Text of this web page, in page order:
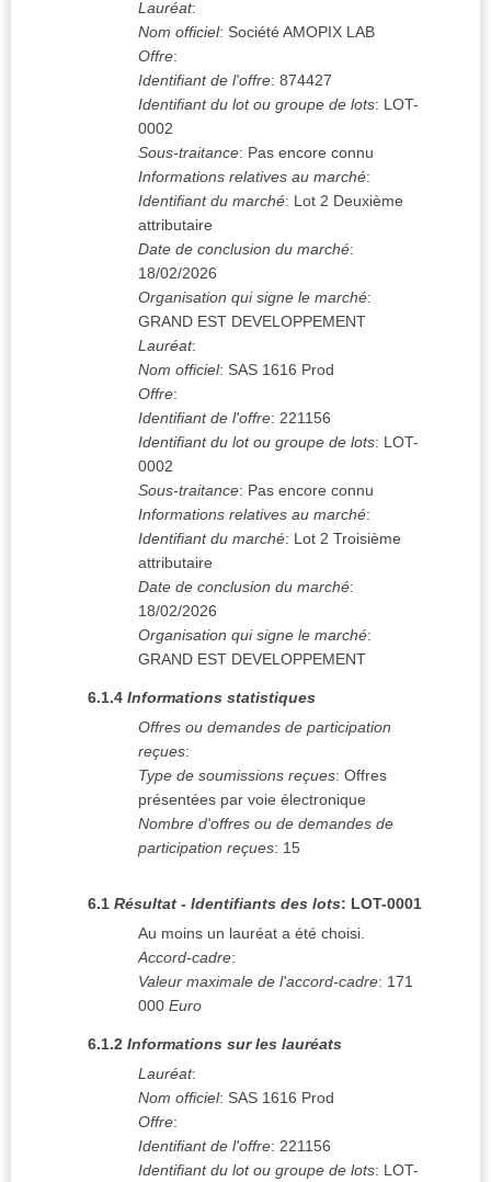
Lauréat:
Nom officiel: Société AMOPIX LAB
Offre:
Identifiant de l'offre: 874427
Identifiant du lot ou groupe de lots: LOT-
0002
Sous-traitance: Pas encore connu
Informations relatives au marché:
Identifiant du marché: Lot 2 Deuxième
attributaire
Date de conclusion du marché:
18/02/2026
Organisation qui signe le marché:
GRAND EST DEVELOPPEMENT
Lauréat:
Nom officiel: SAS 1616 Prod
Offre:
Identifiant de l'offre: 221156
Identifiant du lot ou groupe de lots: LOT-
0002
Sous-traitance: Pas encore connu
Informations relatives au marché:
Identifiant du marché: Lot 2 Troisième
attributaire
Date de conclusion du marché:
18/02/2026
Organisation qui signe le marché:
GRAND EST DEVELOPPEMENT
6.1.4 Informations statistiques
Offres ou demandes de participation
reçues:
Type de soumissions reçues: Offres
présentées par voie électronique
Nombre d'offres ou de demandes de
participation reçues: 15
6.1 Résultat - Identifiants des lots: LOT-0001
Au moins un lauréat a été choisi.
Accord-cadre:
Valeur maximale de l'accord-cadre: 171
000 Euro
6.1.2 Informations sur les lauréats
Lauréat:
Nom officiel: SAS 1616 Prod
Offre:
Identifiant de l'offre: 221156
Identifiant du lot ou groupe de lots: LOT-